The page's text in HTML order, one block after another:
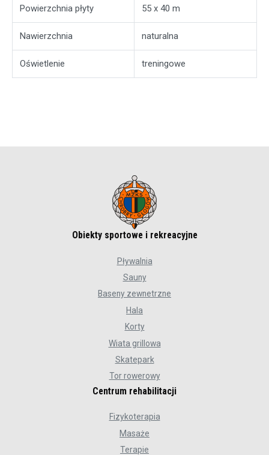
Powierzchnia płyty 55 x 40 m
Nawierzchnia naturalna
Oświetlenie treningowe
Obiekty sportowe i rekreacyjne
Pływalnia
Sauny
Baseny zewnetrzne
Hala
Korty
Wiata grillowa
Skatepark
Tor rowerowy
Centrum rehabilitacji
Fizykoterapia
Masaże
Terapie